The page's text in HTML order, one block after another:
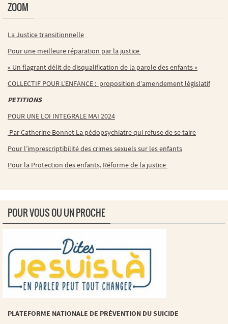
ZOOM
La Justice transitionnelle
Pour une meilleure réparation par la justice
« Un flagrant délit de disqualification de la parole des enfants »
COLLECTIF POUR L’ENFANCE : proposition d’amendement législatif
PETITIONS
POUR UNE LOI INTEGRALE MAI 2024
Par Catherine Bonnet La pédopsychiatre qui refuse de se taire
Pour l’imprescriptibilité des crimes sexuels sur les enfants
Pour la Protection des enfants, Réforme de la justice
POUR VOUS OU UN PROCHE
PLATEFORME NATIONALE DE PRÉVENTION DU SUICIDE